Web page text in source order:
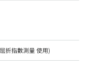
折指數測量 使用)